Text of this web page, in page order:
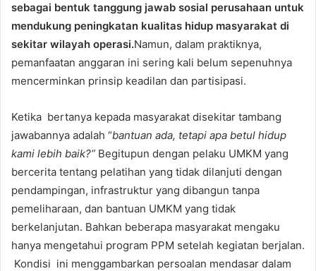
sebagai bentuk tanggung jawab sosial perusahaan untuk
mendukung peningkatan kualitas hidup masyarakat di
sekitar wilayah operasi.Namun, dalam praktiknya,
pemanfaatan anggaran ini sering kali belum sepenuhnya
mencerminkan prinsip keadilan dan partisipasi.
Ketika bertanya kepada masyarakat disekitar tambang
jawabannya adalah “bantuan ada, tetapi apa betul hidup
kami lebih baik?” Begitupun dengan pelaku UMKM yang
bercerita tentang pelatihan yang tidak dilanjuti dengan
pendampingan, infrastruktur yang dibangun tanpa
pemeliharaan, dan bantuan UMKM yang tidak
berkelanjutan. Bahkan beberapa masyarakat mengaku
hanya mengetahui program PPM setelah kegiatan berjalan.
Kondisi ini menggambarkan persoalan mendasar dalam